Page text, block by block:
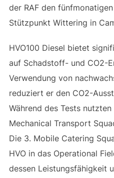
der RAF den
Stützpunkt Wittering in
HVO100 Diesel bietet
auf Schadstoff- und CO2-
Verwendung von
reduziert er den CO2-
Während des Tests
Mechanical Transport
Die 3. Mobile Catering
HVO in das Operational
dessen Leistungsfähigkeit